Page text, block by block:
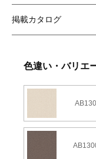
掲載カタログ
色違い・バリエ